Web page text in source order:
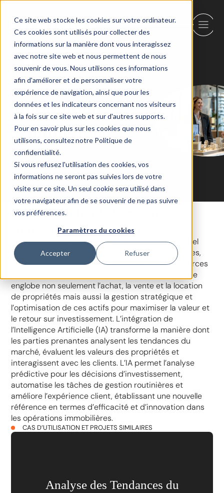
Ce site web stocke les cookies sur votre ordinateur.
Ces cookies sont utilisés pour collecter des
informations sur la manière dont vous interagissez
avec notre site web et nous permettent de nous
souvenir de vous. Nous utilisons ces informations
afin d'améliorer et de personnaliser votre
expérience de navigation, ainsi que pour les
données et les indicateurs concernant nos visiteurs
à la fois sur ce site web et sur d'autres supports.
Pour en savoir plus sur les cookies que nous
utilisons, consultez notre Politique de
confidentialité.
Si vous refusez l'utilisation des cookies, vos
informations ne seront pas suivies lors de votre
visite sur ce site. Un seul cookie sera utilisé dans
votre navigateur afin de se souvenir de ne pas suivre
vos préférences.
Paramètres du cookies
Accepter Refuser
Immobilier
Commercial
Révolutionner la Gestion
Immobilière avec l’IA
Le secteur de l’Immobilier Commercial est essentiel
dans la structuration des environnements d’affaires,
offrant des espaces allant des bureaux et commerces
aux entrepôts et unités multifamiliales. Ce domaine
englobe non seulement l’achat, la vente et la location
de propriétés mais aussi la gestion stratégique et
l’optimisation de ces actifs pour maximiser la valeur et
le retour sur investissement. L’intégration de
l’Intelligence Artificielle (IA) transforme la manière dont
les parties prenantes analysent les tendances du
marché, évaluent les valeurs des propriétés et
interagissent avec les clients. L’IA permet l’analyse
prédictive pour les décisions d’investissement,
automatise les tâches de gestion routinières et
améliore l’expérience client, établissant une nouvelle
référence en termes d’efficacité et d’innovation dans
les opérations immobilières.
CAS D’UTILISATION ET PROJETS SIMILAIRES
Analyse des Tendances du